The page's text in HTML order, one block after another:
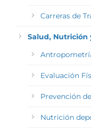
Carreras de
Salud, Nutrición
Evaluación
Prevención
Nutrición